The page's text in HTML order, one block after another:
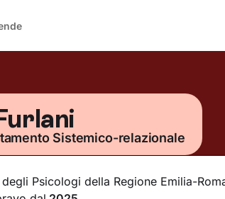
Sistemico-relazionale
Psicologi della Regione Emilia-